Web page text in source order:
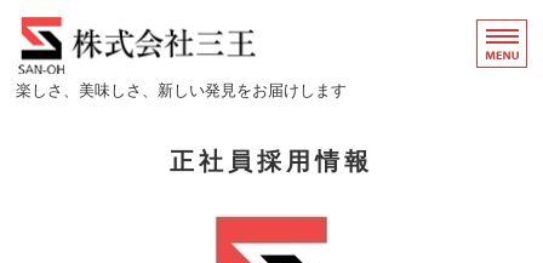
株式会社三王｜餃子の
楽しさ、美味しさ、新しい発見をお届けします
正社員採用情報